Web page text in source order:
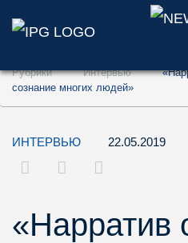
Перейти к
Перейти к поиску
Рубрики Интервью
сознание многих людей»
ИНТЕРВЬЮ 22.05.2019
«Нарратив